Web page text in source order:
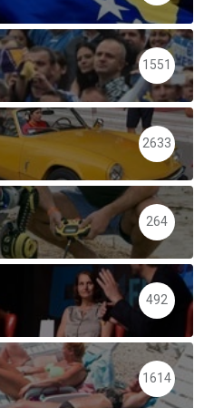
1551
2633
264
492
1614